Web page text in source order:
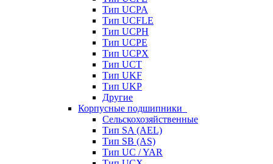
Тип UCPA
Тип UCFLE
Тип UCPH
Тип UCPE
Тип UCPX
Тип UCT
Тип UKF
Тип UKP
Другие
Корпусные подшипники
Сельскохозяйственные
Тип SA (AEL)
Тип SB (AS)
Тип UC / YAR